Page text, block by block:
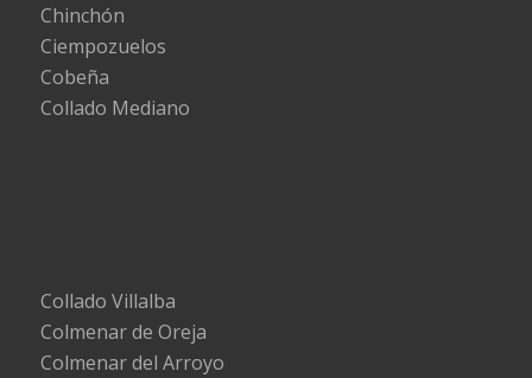
Chinchón
Ciempozuelos
Cobeña
Collado Mediano
Collado Villalba
Colmenar de Oreja
Colmenar del Arroyo